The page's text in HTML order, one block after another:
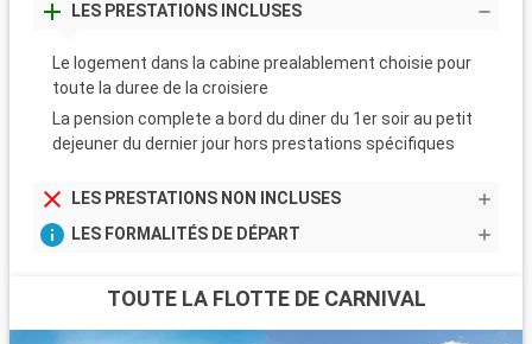
LES PRESTATIONS INCLUSES
Le logement dans la cabine prealablement choisie pour
toute la duree de la croisiere
La pension complete a bord du diner du 1er soir au petit
dejeuner du dernier jour hors prestations spécifiques
LES PRESTATIONS NON INCLUSES
LES FORMALITÉS DE DÉPART
TOUTE LA FLOTTE DE CARNIVAL